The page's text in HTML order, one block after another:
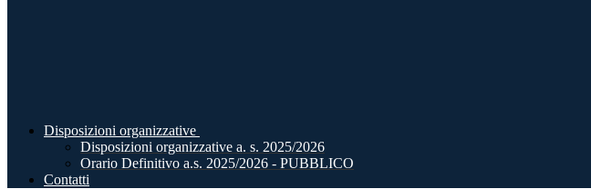
Disposizioni organizzative
Disposizioni organizzative a. s. 2025/2026
Orario Definitivo a.s. 2025/2026 - PUBBLICO
Contatti